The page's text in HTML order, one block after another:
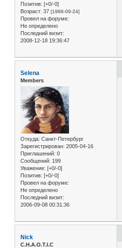
Позитив: [+0/-0]
Возраст: 37 [1988-09-24]
Провел на форуме:
Не определено
Последний визит:
2008-12-18 19:36:47
Selena
Members
Откуда: Санкт-Петербург
Зарегистрирован: 2005-04-16
Приглашений: 0
Сообщений: 199
Уважение: [+0/-0]
Позитив: [+0/-0]
Провел на форуме:
Не определено
Последний визит:
2006-09-08 00:31:36
Nick
C.H.A.O.T.I.C